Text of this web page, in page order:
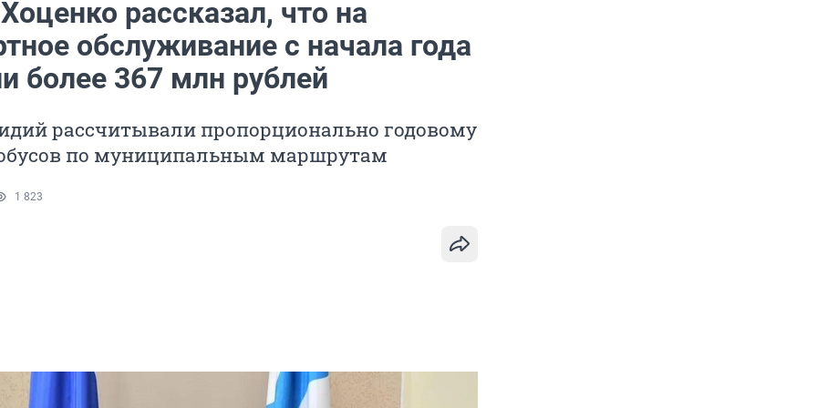
рассказал, что на
обслуживание с начала года
более 367 млн рублей
рассчитывали пропорционально годовому
по муниципальным маршрутам
1 823